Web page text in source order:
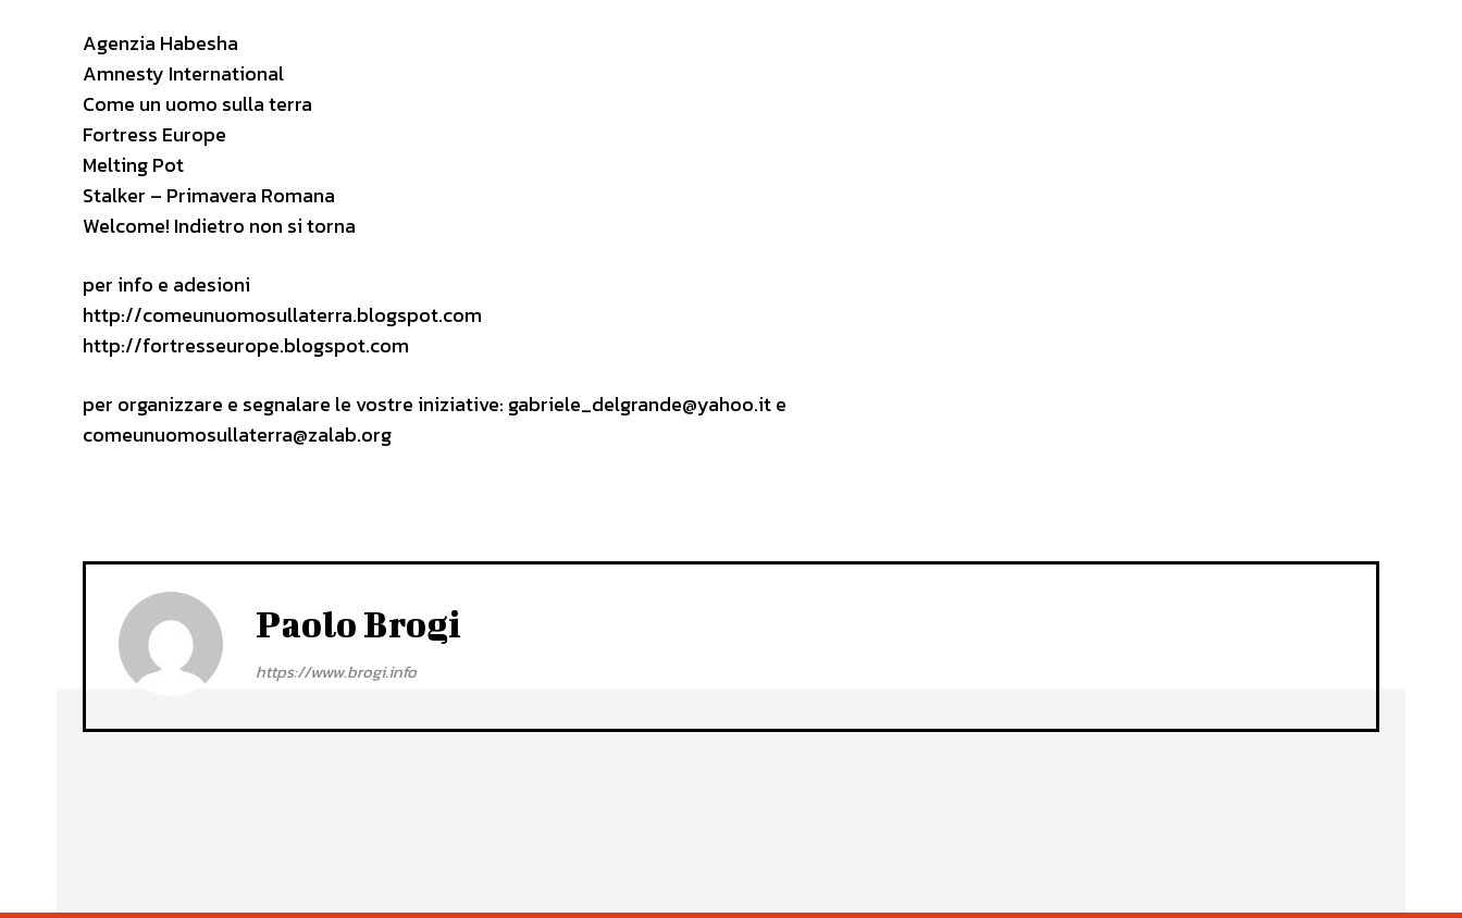
Agenzia Habesha
Amnesty International
Come un uomo sulla terra
Fortress Europe
Melting Pot
Stalker – Primavera Romana
Welcome! Indietro non si torna
per info e adesioni
http://comeunuomosullaterra.blogspot.com
http://fortresseurope.blogspot.com
per organizzare e segnalare le vostre iniziative: gabriele_delgrande@yahoo.it e
comeunuomosullaterra@zalab.org
Paolo Brogi
https://www.brogi.info